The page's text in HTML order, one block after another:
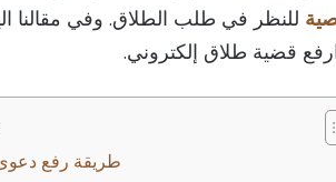
للنظر في طلب الطلاق. وفي مقالنا
قضية طلاق إلكتروني.
طريقة رفع